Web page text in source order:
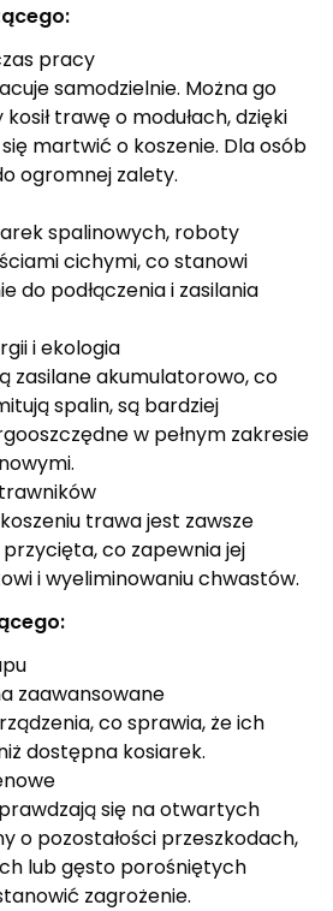
pracy
samodzielnie. Można go
trawę o modułach, dzięki
martwić o koszenie. Dla osób
ogromnej zalety.
spalinowych, roboty
cichymi, co stanowi
do podłączenia i zasilania
i ekologia
zasilane akumulatorowo, co
spalin, są bardziej
w pełnym zakresie
trawa jest zawsze
co zapewnia jej
i wyeliminowaniu chwastów.
zaawansowane
co sprawia, że ​​ich
dostępna kosiarek.
się na otwartych
o pozostałości przeszkodach,
lub gęsto porośniętych
zagrożenie.